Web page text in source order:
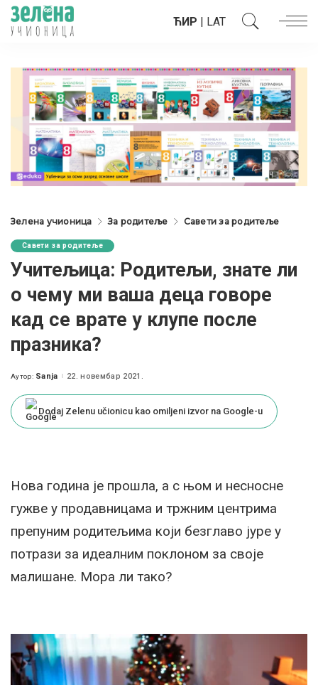
ЋИР | LAT
Зелена учионица За родитеље Савети за родитеље
Савети за родитеље
Учитељица: Родитељи, знате ли
о чему ми ваша деца говоре
кад се врате у клупе после
празника?
Posted
Аутор: Sanja 22. новембар 2021.
Dodaj Zelenu učionicu kao omiljeni izvor na Google-u
Нова година је прошла, а с њом и несносне
гужве у продавницама и тржним центрима
препуним родитељима који безглаво јуре у
потрази за идеалним поклоном за своје
малишане. Мора ли тако?